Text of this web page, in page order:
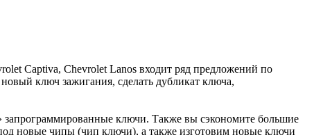
Captiva, Chevrolet Lanos входит ряд предложений по
ключ зажигания, сделать дубликат ключа,
ключи. Также вы сэкономите большие
новые чипы (чип ключи), а также изготовим новые ключи